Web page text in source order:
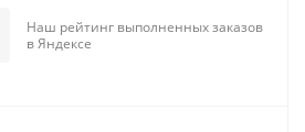
Наш рейтинг выполненных заказов
в Яндексе